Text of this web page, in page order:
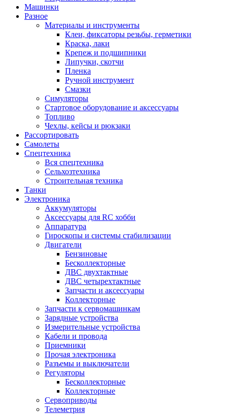
Машинки
Разное
Материалы и инструменты
Клеи, фиксаторы резьбы, герметики
Краска, лаки
Крепеж и подшипники
Липучки, скотчи
Пленка
Ручной инструмент
Смазки
Симуляторы
Стартовое оборудование и аксессуары
Топливо
Чехлы, кейсы и рюкзаки
Рассортировать
Самолеты
Спецтехника
Вся спецтехника
Сельхозтехника
Строительная техника
Танки
Электроника
Аккумуляторы
Аксессуары для RC хобби
Аппаратура
Гироскопы и системы стабилизации
Двигатели
Бензиновые
Бесколлекторные
ДВС двухтактные
ДВС четырехтактные
Запчасти и аксессуары
Коллекторные
Запчасти к сервомашинкам
Зарядные устройства
Измерительные устройства
Кабели и провода
Приемники
Прочая электроника
Разъемы и выключатели
Регуляторы
Бесколлекторные
Коллекторные
Сервоприводы
Телеметрия